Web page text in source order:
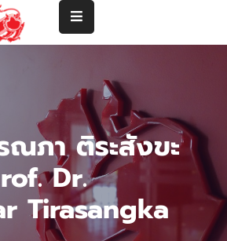
ณภา ติระสังขะ
Dr.
Tirasangka